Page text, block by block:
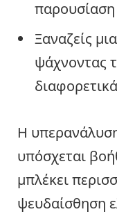
παρουσίαση
Ξαναζείς
ψάχνοντας
Η
υπόσχεται
μπλέκει
ψευδαίσθηση